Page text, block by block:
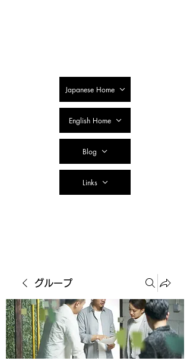
Japanese Home
English Home
Blog
Links
グループ